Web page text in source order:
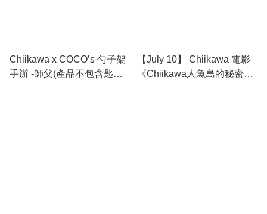
Chiikawa x COCO’s 勺子架
手辦 -師父(產品不包含匙
【July 10】 Chiikawa 電影
《Chiikawa人魚島的秘密》